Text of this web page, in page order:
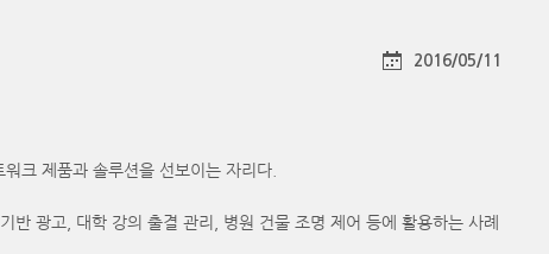
2016/05/11
크 제품과 솔루션을 선보이는 자리다.
반 광고, 대학 강의 출결 관리, 병원 건물 조명 제어 등에 활용하는 사례